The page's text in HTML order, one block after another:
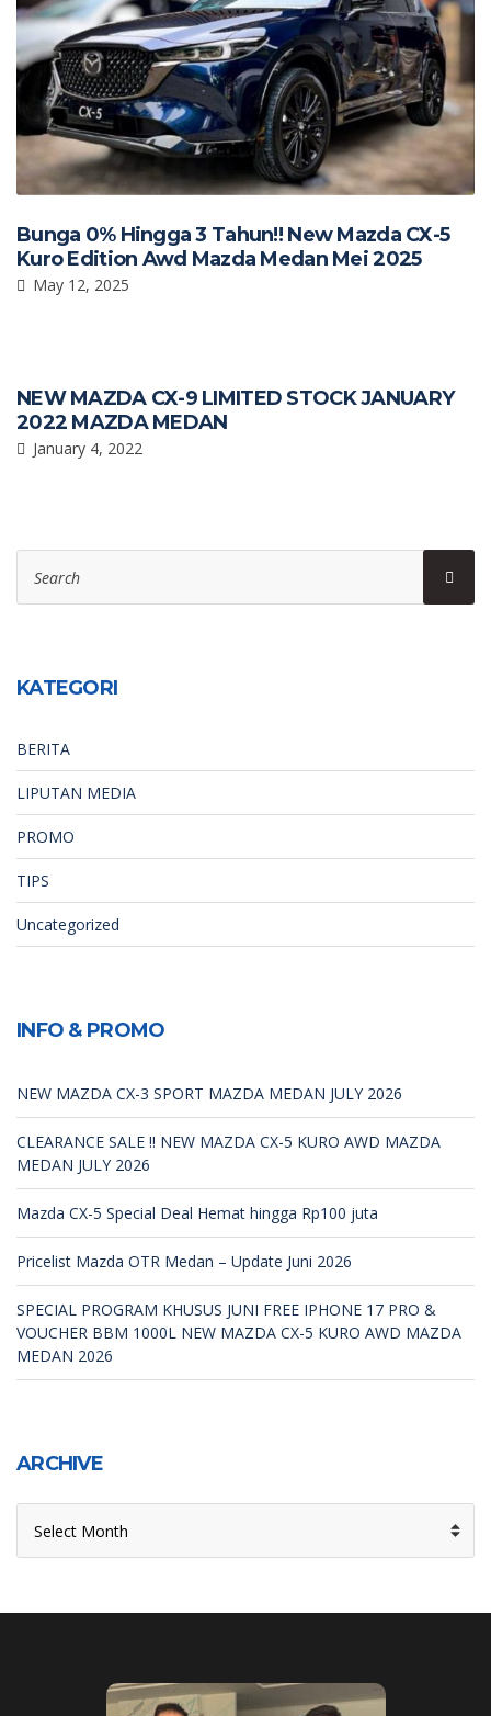
Bunga 0% Hingga 3 Tahun!! New Mazda CX-5
Kuro Edition Awd Mazda Medan Mei 2025
May 12, 2025
NEW MAZDA CX-9 LIMITED STOCK JANUARY
2022 MAZDA MEDAN
January 4, 2022
for:
KATEGORI
BERITA
LIPUTAN MEDIA
PROMO
TIPS
Uncategorized
INFO & PROMO
NEW MAZDA CX-3 SPORT MAZDA MEDAN JULY 2026
CLEARANCE SALE !! NEW MAZDA CX-5 KURO AWD MAZDA
MEDAN JULY 2026
Mazda CX-5 Special Deal Hemat hingga Rp100 juta
Pricelist Mazda OTR Medan – Update Juni 2026
SPECIAL PROGRAM KHUSUS JUNI FREE IPHONE 17 PRO &
VOUCHER BBM 1000L NEW MAZDA CX-5 KURO AWD MAZDA
MEDAN 2026
ARCHIVE